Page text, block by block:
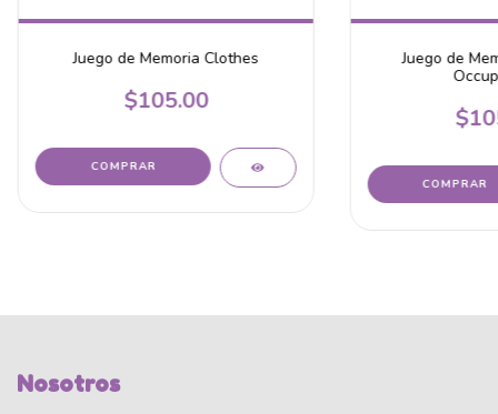
Juego de Memoria Clothes
$105.00
Juego de
Nosotros